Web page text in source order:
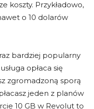
koszty. Przykładowo,
o 10 dolarów
bardziej popularny
opłaca się
zgromadzoną sporą
jeden z planów
10 GB w Revolut to